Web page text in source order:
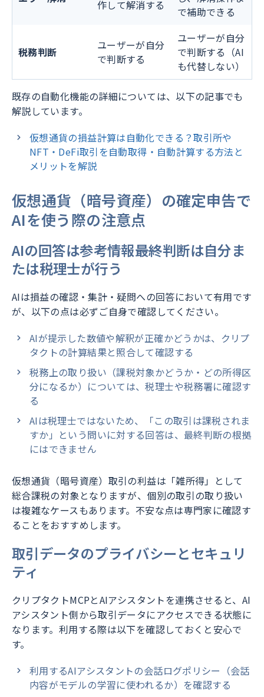
作して解消する
で補助できる
税務判断
ユーザーが自分
で判断する
ユーザーが自分
で判断する（AI
も代替しない）
既存の自動化機能の詳細については、以下の記事でも
解説しています。
仮想通貨の損益計算は自動化できる？取引所や
NFT・DeFi取引を自動取得・自動計算する方法と
メリットを解説
仮想通貨（暗号資産）の確定申告で
AIを使う際の注意点
AIの回答は参考情報――最終判断は自分ま
たは税理士が行う
AIは損益の確認・集計・疑問への回答において有用です
が、以下の点は必ずご自身で確認してください。
AIが提示した数値や解釈が正確かどうかは、クリプ
タクトの計算結果と照合して確認する
税務上の取り扱い（課税対象かどうか・どの所得区
分になるか）については、税理士や税務署に確認す
る
AIは税理士ではないため、「この取引は課税されま
すか」という問いに対する回答は、最終判断の根拠
にはできません
仮想通貨（暗号資産）取引の利益は「雑所得」として
総合課税の対象となりますが、個別の取引の取り扱い
は複雑なケースもあります。不安な点は専門家に確認す
ることをおすすめします。
取引データのプライバシーとセキュリ
ティ
クリプタクトMCPとAIアシスタントを連携させると、AI
アシスタント側から取引データにアクセスできる状態に
なります。利用する際は以下を確認しておくと安心で
す。
利用するAIアシスタントの会話ログポリシー（会話
内容がモデルの学習に使われるか）を確認する